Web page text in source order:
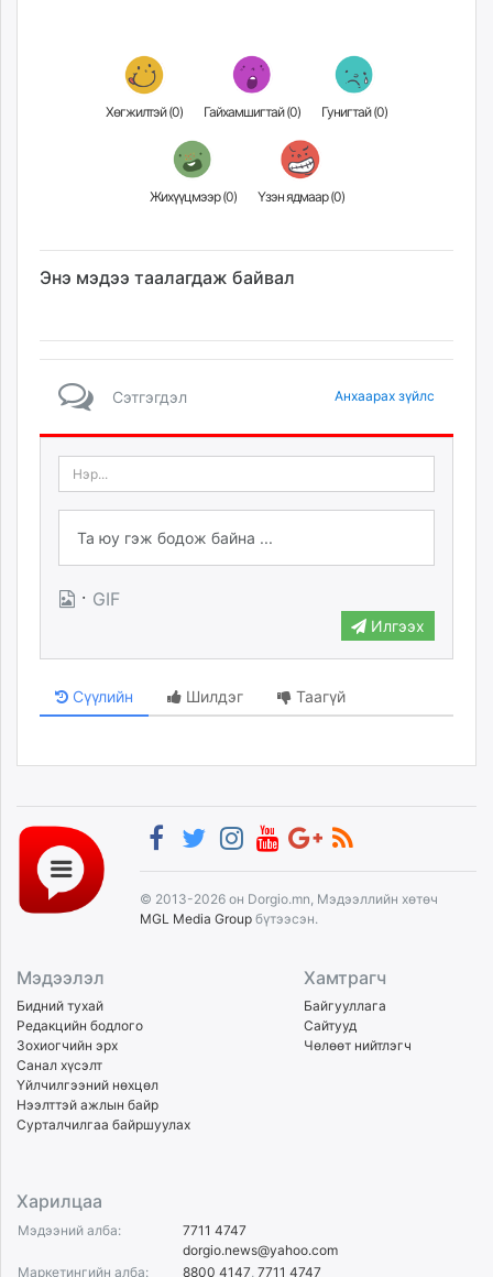
Хөгжилтэй (0) Гайхамшигтай (0) Гунигтай (0)
Жихүүцмээр (0) Үзэн ядмаар (0)
Энэ мэдээ таалагдаж байвал
Сэтгэгдэл Анхаарах зүйлс
· GIF
Илгээх
Сүүлийн Шилдэг Таагүй
© 2013-2026 он Dorgio.mn, Мэдээллийн хөтөч
MGL Media Group бүтээсэн.
Мэдээлэл
Бидний тухай
Редакцийн бодлого
Зохиогчийн эрх
Санал хүсэлт
Үйлчилгээний нөхцөл
Нээлттэй ажлын байр
Сурталчилгаа байршуулах
Хамтрагч
Байгууллага
Сайтууд
Чөлөөт нийтлэгч
Харилцаа
Мэдээний алба:
7711 4747
dorgio.news@yahoo.com
Маркетингийн алба:
8800 4147 7711 4747